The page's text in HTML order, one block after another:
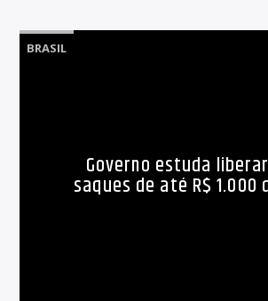
BRASIL
Governo estuda
saques de até R$ 1.000